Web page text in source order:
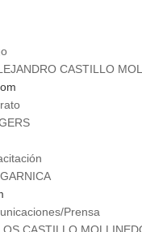
CASTILLO
Prensa